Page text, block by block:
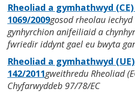
Rheoliad a gymhathwyd
1069/2009gosod rheolau
gynhyrchion anifeiliaid a
fwriedir iddynt gael eu bwyta
Rheoliad a gymhathwyd
142/2011gweithredu Rheoliad
Chyfarwyddeb 97/78/EC